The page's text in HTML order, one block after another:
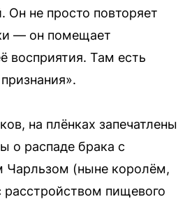
Он не просто повторяет
— он помещает
восприятия. Там есть
на плёнках запечатлены
о распаде брака с
Чарльзом (ныне королём,
расстройством пищевого